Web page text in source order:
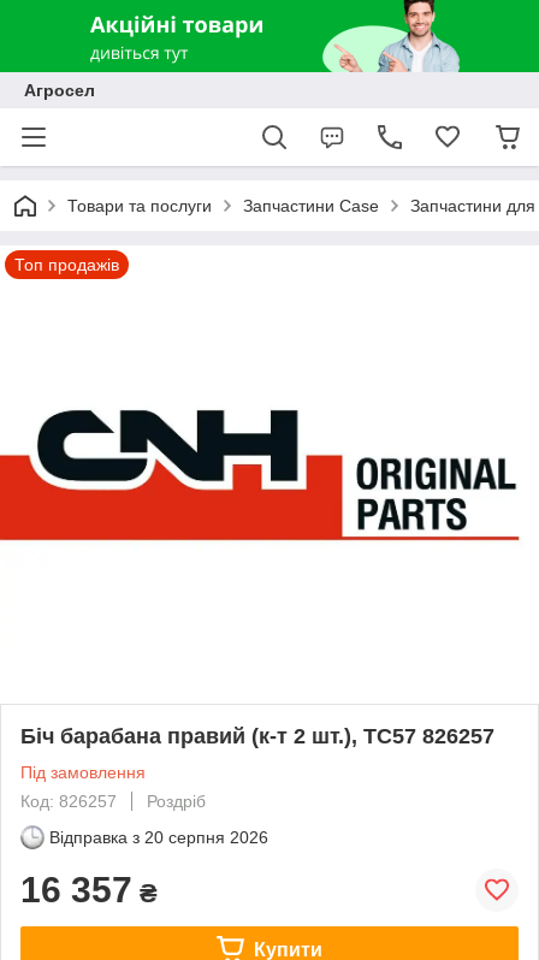
Агросел
Товари та послуги Запчастини Case Запчастини
Топ продажів
Біч барабана правий (к-т 2 шт.), TC57 826257
Під замовлення
Код: 826257
Роздріб
Відправка з 20 серпня 2026
16 357 ₴
Купити